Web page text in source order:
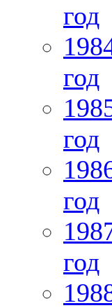
год
год
год
год
год